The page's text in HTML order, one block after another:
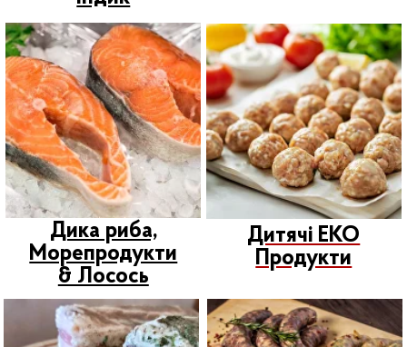
Новинки